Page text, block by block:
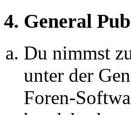
4. General
Du nimmst
unter der
Foren-